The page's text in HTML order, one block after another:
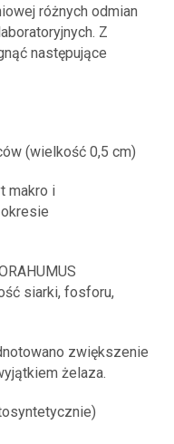
różnych odmian
Z
następujące
(wielkość 0,5 cm)
makro i
siarki, fosforu,
zwiększenie
żelaza.